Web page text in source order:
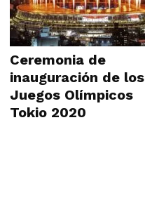
Ceremonia de
inauguración de los
Juegos Olímpicos
Tokio 2020